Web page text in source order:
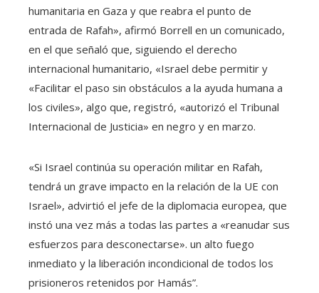
humanitaria en Gaza y que reabra el punto de
entrada de Rafah», afirmó Borrell en un comunicado,
en el que señaló que, siguiendo el derecho
internacional humanitario, «Israel debe permitir y
«Facilitar el paso sin obstáculos a la ayuda humana a
los civiles», algo que, registró, «autorizó el Tribunal
Internacional de Justicia» en negro y en marzo.
«Si Israel continúa su operación militar en Rafah,
tendrá un grave impacto en la relación de la UE con
Israel», advirtió el jefe de la diplomacia europea, que
instó una vez más a todas las partes a «reanudar sus
esfuerzos para desconectarse». un alto fuego
inmediato y la liberación incondicional de todos los
prisioneros retenidos por Hamás”.